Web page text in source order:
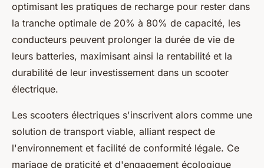
optimisant les pratiques de recharge pour rester dans
la tranche optimale de 20% à 80% de capacité, les
conducteurs peuvent prolonger la durée de vie de
leurs batteries, maximisant ainsi la rentabilité et la
durabilité de leur investissement dans un scooter
électrique.
Les scooters électriques s'inscrivent alors comme une
solution de transport viable, alliant respect de
l'environnement et facilité de conformité légale. Ce
mariage de praticité et d'engagement écologique